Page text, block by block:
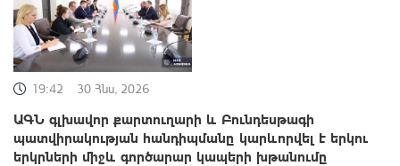
19:42 30 Հնս, 2026
ԱԳՆ գլխավոր քարտուղարի և Բունդեսթագի
պատվիրակության հանդիպմանը կարևորվել է երկու
երկրների միջև գործարար կապերի խթանումը